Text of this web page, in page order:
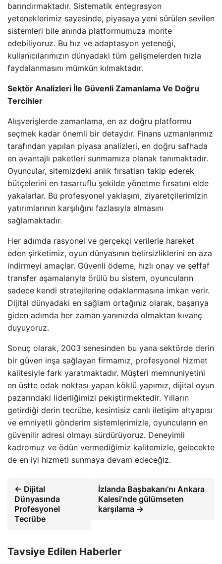
barındırmaktadır. Sistematik entegrasyon
yeteneklerimiz sayesinde, piyasaya yeni sürülen sevilen
sistemleri bile anında platformumuza monte
edebiliyoruz. Bu hız ve adaptasyon yeteneği,
kullanıcılarımızın dünyadaki tüm gelişmelerden hızla
faydalanmasını mümkün kılmaktadır.
Sektör Analizleri İle Güvenli Zamanlama Ve Doğru
Tercihler
Alışverişlerde zamanlama, en az doğru platformu
seçmek kadar önemli bir detaydır. Finans uzmanlarımız
tarafından yapılan piyasa analizleri, en doğru safhada
en avantajlı paketleri sunmamıza olanak tanımaktadır.
Oyuncular, sitemizdeki anlık fırsatları takip ederek
bütçelerini en tasarruflu şekilde yönetme fırsatını elde
yakalarlar. Bu profesyonel yaklaşım, ziyaretçilerimizin
yatırımlarının karşılığını fazlasıyla almasını
sağlamaktadır.
Her adımda rasyonel ve gerçekçi verilerle hareket
eden şirketimiz, oyun dünyasının belirsizliklerini en aza
indirmeyi amaçlar. Güvenli ödeme, hızlı onay ve şeffaf
transfer aşamalarıyla örülü bu sistem, oyuncuların
sadece kendi stratejilerine odaklanmasına imkan verir.
Dijital dünyadaki en sağlam ortağınız olarak, başarıya
giden adımda her zaman yanınızda olmaktan kıvanç
duyuyoruz.
Sonuç olarak, 2003 senesinden bu yana sektörde derin
bir güven inşa sağlayan firmamız, profesyonel hizmet
kalitesiyle fark yaratmaktadır. Müşteri memnuniyetini
en üstte odak noktası yapan köklü yapımız, dijital oyun
pazarındaki liderliğimizi pekiştirmektedir. Yılların
getirdiği derin tecrübe, kesintisiz canlı iletişim altyapısı
ve emniyetli gönderim sistemlerimizle, oyuncuların en
güvenilir adresi olmayı sürdürüyoruz. Deneyimli
kadromuz ve ödün vermediğimiz kalitemizle, gelecekte
de en iyi hizmeti sunmaya devam edeceğiz.
← Dijital
Dünyasında
Profesyonel
Tecrübe
İzlanda Başbakanı’nı Ankara
Kalesi’nde gülümseten
karşılama →
Tavsiye Edilen Haberler